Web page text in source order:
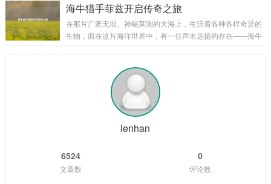
意穿梭，为他的战斗增添了一份恐怖与神秘，原始皮...
招无限使用，并非易事，下面,就让我们一起来揭开其中的奥
秘。 理解露娜大招机制 露娜的大招“新月突击”，是她核心的技
能，该技能能让露娜向指定目标发起突击，造成法术伤害，在
释放大招后的一段时间内，如果露娜命中了敌方英雄、野怪或
的基础，只要露娜在大招的冷却时间内，能够...
海牛猎手菲兹开启传奇之旅
在那片广袤无垠、神秘莫测的大海上，生活着各种各样奇异的
生物，而在这片海洋世界中，有一位声名远扬的存在——海牛
猎手菲兹。 菲兹是一个身材矫健、眼神锐利的年轻猎手，他自
敬畏，他常常听村里的老人们讲述着大海里那些神奇生物的故
事，其中海牛的传说最让他着迷，海牛，这种体型庞大却性情
温和的生物，在大海的深处悠然生活，它们的肉据说美味无
比，它们的皮更是有着极高的价值，菲兹在心中暗暗立下了成
为一名出色海牛猎手的志向。 随着时间的推移,...
lenhan
6524
文章数
0
评论数